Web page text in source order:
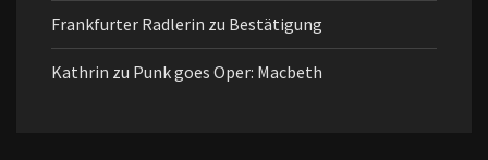
Frankfurter Radlerin zu Bestätigung
Kathrin zu Punk goes Oper: Macbeth